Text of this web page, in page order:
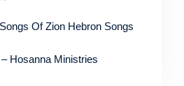
Of Zion Hebron Songs
Ministries